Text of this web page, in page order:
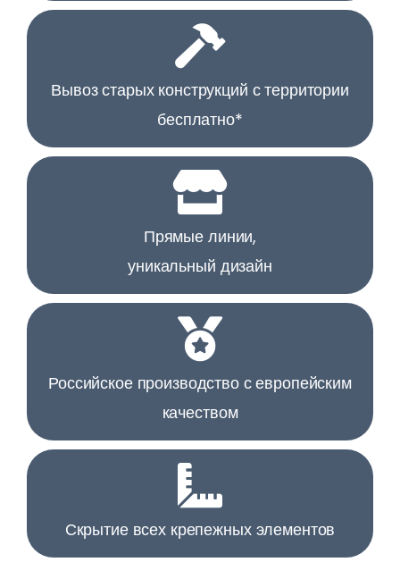
Вывоз старых конструкций с территории
бесплатно*
Прямые линии,
уникальный дизайн
Российское производство с европейским
качеством
Скрытие всех крепежных элементов